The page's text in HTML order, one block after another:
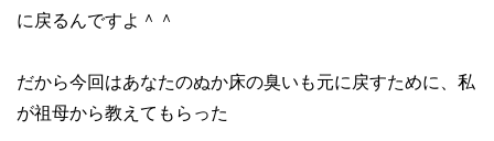
に戻るんですよ＾＾
だから今回はあなたのぬか床の臭いも元に戻すために、私
が祖母から教えてもらった